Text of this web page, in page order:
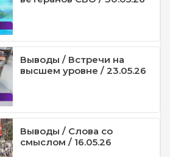
Выводы / Встречи на
высшем уровне / 23.05.26
Выводы / Слова со
смыслом / 16.05.26